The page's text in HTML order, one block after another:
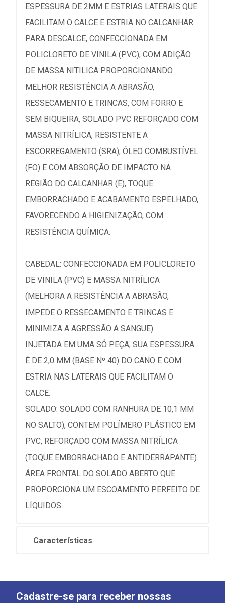
ESPESSURA DE 2MM E ESTRIAS LATERAIS QUE
FACILITAM O CALCE E ESTRIA NO CALCANHAR
PARA DESCALCE, CONFECCIONADA EM
POLICLORETO DE VINILA (PVC), COM ADIÇÃO
DE MASSA NITILICA PROPORCIONANDO
MELHOR RESISTÊNCIA A ABRASÃO,
RESSECAMENTO E TRINCAS, COM FORRO E
SEM BIQUEIRA, SOLADO PVC REFORÇADO COM
MASSA NITRÍLICA, RESISTENTE A
ESCORREGAMENTO (SRA), ÓLEO COMBUSTÍVEL
(FO) E COM ABSORÇÃO DE IMPACTO NA
REGIÃO DO CALCANHAR (E), TOQUE
EMBORRACHADO E ACABAMENTO ESPELHADO,
FAVORECENDO A HIGIENIZAÇÃO, COM
RESISTÊNCIA QUÍMICA.
CABEDAL: CONFECCIONADA EM POLICLORETO
DE VINILA (PVC) E MASSA NITRÍLICA
(MELHORA A RESISTÊNCIA A ABRASÃO,
IMPEDE O RESSECAMENTO E TRINCAS E
MINIMIZA A AGRESSÃO A SANGUE).
INJETADA EM UMA SÓ PEÇA, SUA ESPESSURA
É DE 2,0 MM (BASE Nº 40) DO CANO E COM
ESTRIA NAS LATERAIS QUE FACILITAM O
CALCE.
SOLADO: SOLADO COM RANHURA DE 10,1 MM
NO SALTO), CONTEM POLÍMERO PLÁSTICO EM
PVC, REFORÇADO COM MASSA NITRÍLICA
(TOQUE EMBORRACHADO E ANTIDERRAPANTE).
ÁREA FRONTAL DO SOLADO ABERTO QUE
PROPORCIONA UM ESCOAMENTO PERFEITO DE
LÍQUIDOS.
Características
Cadastre-se para receber nossas